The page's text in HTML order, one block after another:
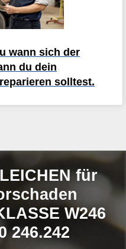
wann sich der
du dein
solltest.
für
W246
246.242